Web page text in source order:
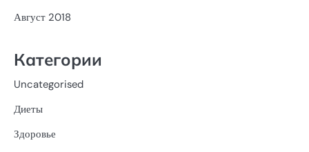
Август 2018
Категории
Uncategorised
Диеты
Здоровье